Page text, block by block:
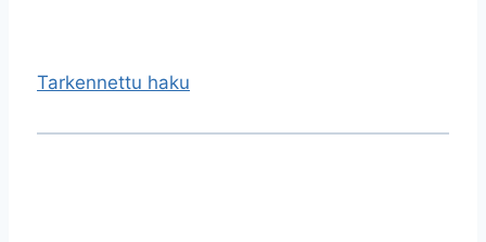
Tarkennettu haku